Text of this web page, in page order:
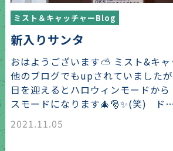
ミスト＆キャッチャーBlog
新入りサンタ
おはようございます⛅ ミスト&キ
他のブログでもupされていました
日を迎えるとハロウィンモードか
スモードになります🎄🎅✨(笑) ド…
2021.11.05